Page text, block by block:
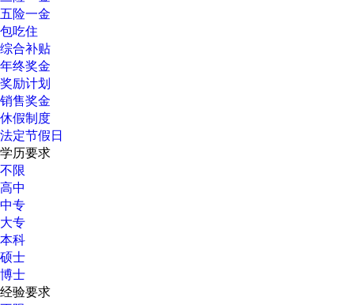
五险一金
包吃住
综合补贴
年终奖金
奖励计划
销售奖金
休假制度
法定节假日
学历要求
不限
高中
中专
大专
本科
硕士
博士
经验要求